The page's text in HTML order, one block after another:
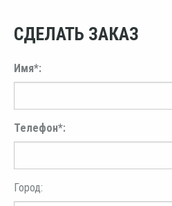
СДЕЛАТЬ ЗАКАЗ
Имя*:
Телефон*:
Город: